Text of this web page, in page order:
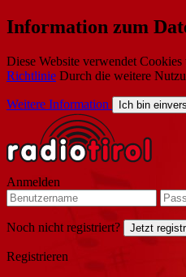
Information zum
Diese Website verwendet
Richtlinie Durch die weitere
Weitere Information Ich bin
Anmelden
Noch nicht registriert? Jetzt
Registrieren